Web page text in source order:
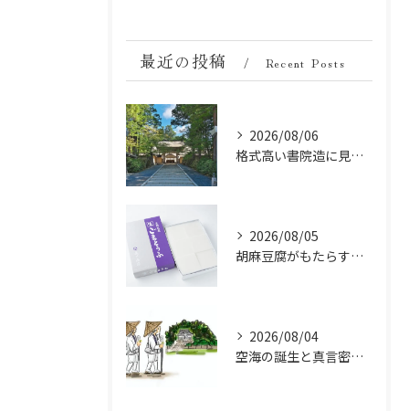
最近の投稿 Recent Posts
2026/08/06
格式高い書院造に見る金剛峯寺の中世から近世への変遷
2026/08/05
胡麻豆腐がもたらす美肌の秘密：ビタミンEと抗酸化成分の力
2026/08/04
空海の誕生と真言密教の始まり：お遍路伝説の起点